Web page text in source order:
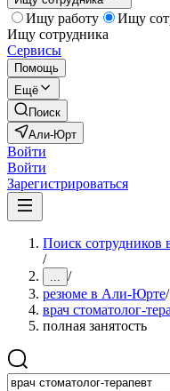
Ищу работу
Ищу
Ищу сотрудника
Сервисы
Помощь
Ещё
Поиск
Али-Юрт
Войти
Войти
Зарегистрироваться
Поиск
/
... /
резюме в Али-Юрте/
врач стоматолог-
полная занятость